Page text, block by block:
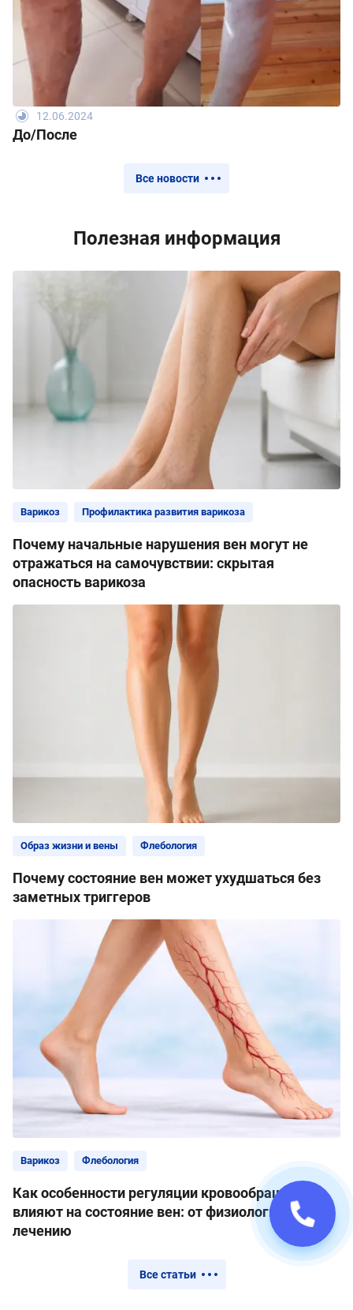
12.06.2024
До/После
Все новости
Полезная информация
Варикоз Профилактика развития варикоза
Почему начальные нарушения вен могут не
отражаться на самочувствии: скрытая
опасность варикоза
Образ жизни и вены Флебология
Почему состояние вен может ухудшаться без
заметных триггеров
Варикоз Флебология
Как особенности регуляции кровообращения
влияют на состояние вен: от физиологии к
лечению
Все статьи